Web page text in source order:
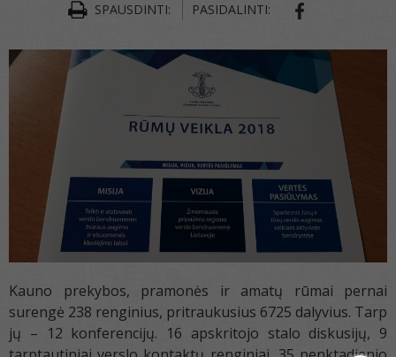
SPAUSDINTI: PASIDALINTI:
Kauno prekybos, pramonės ir amatų rūmai pernai
surengė 238 renginius, pritraukusius 6725 dalyvius. Tarp
jų – 12 konferencijų. 16 apskritojo stalo diskusijų, 9